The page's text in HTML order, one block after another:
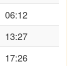
06:12
13:27
17:26